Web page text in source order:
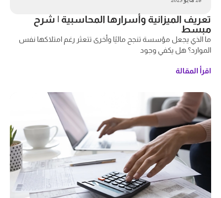
تعريف الميزانية وأسرارها المحاسبية | شرح
مبسط
ما الذي يجعل مؤسسة تنجح ماليًا وأخرى تتعثر رغم امتلاكها نفس
الموارد؟ هل يكفي وجود
اقرأ المقالة